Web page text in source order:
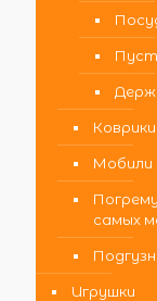
Мобили
самых
Игрушки